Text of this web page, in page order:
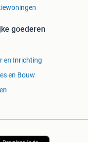
goederen
en Inrichting
en Bouw